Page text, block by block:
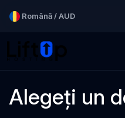
Română / AUD
Alegeți un